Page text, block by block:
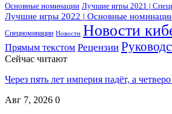
Основные номинации Лучшие игры 2021 |
Лучшие игры 2022 | Основные
Спецноминации Новости Новости
Прямым текстом Рецензии
Сейчас читают
Через пять лет империя падёт, а
Авг 7, 2026 0